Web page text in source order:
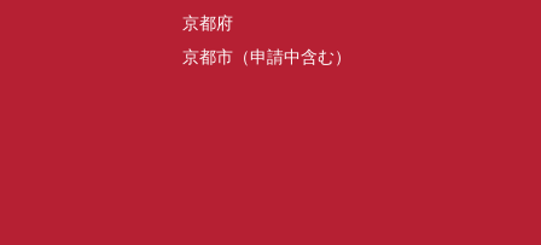
京都府
京都市（申請中含む）